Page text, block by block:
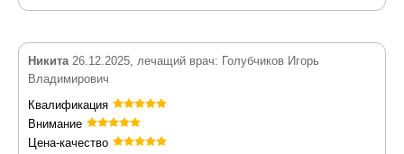
Никита26.12.2025, лечащий врач: Голубчиков Игорь
Владимирович
Квалификация
Внимание
Цена-качество